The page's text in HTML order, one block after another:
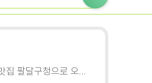
혼인신고 맛집 팔달구청으로 오세요